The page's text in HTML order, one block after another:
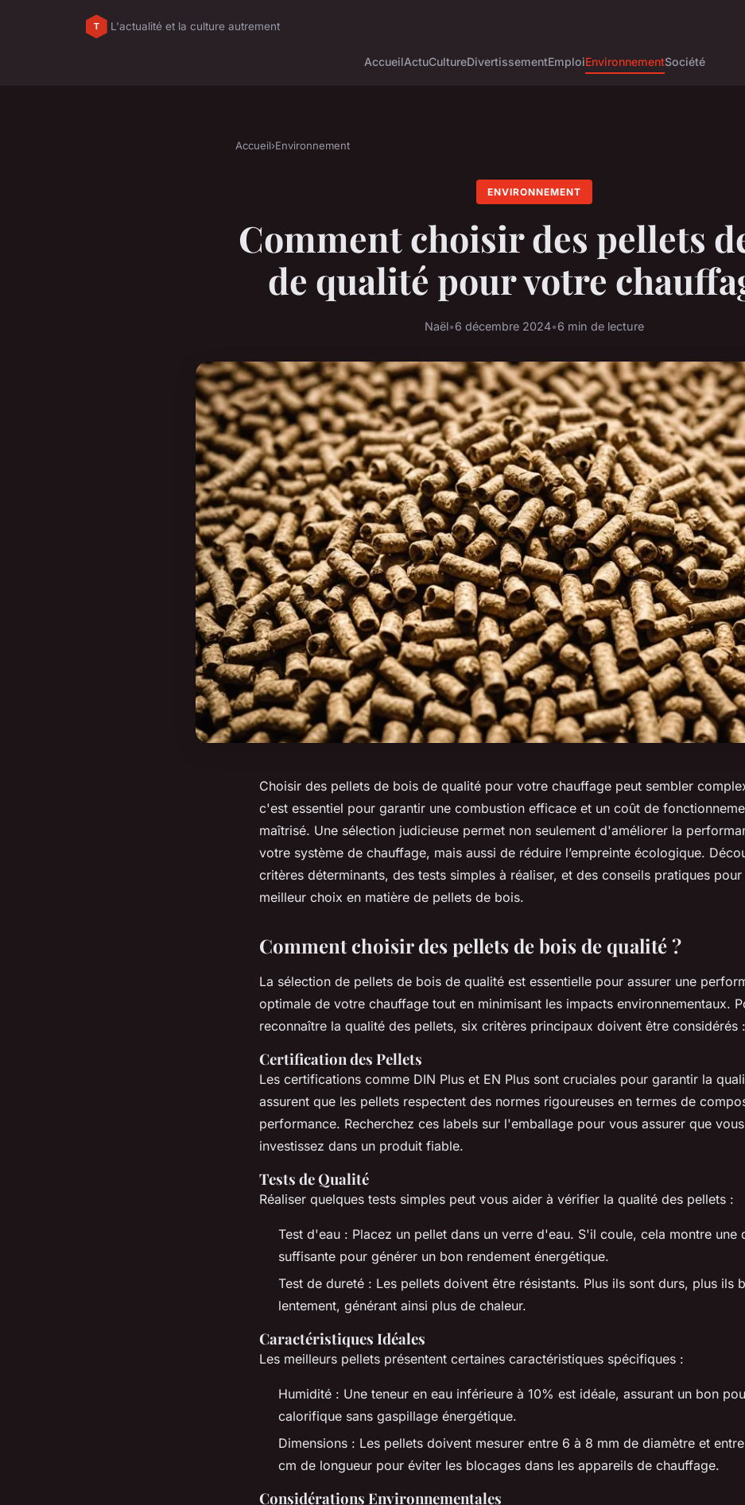
L'actualité et la culture autrement
AccueilActuCultureDivertissementEmploiEnvironnementSociété
Accueil›Environnement
ENVIRONNEMENT
Comment choisir des pellets
de qualité pour votre
Naël•6 décembre 2024•6 min de lecture
Choisir des pellets de bois de qualité pour votre chauffage peut sembler
c'est essentiel pour garantir une combustion efficace et un coût de
maîtrisé. Une sélection judicieuse permet non seulement d'améliorer la
votre système de chauffage, mais aussi de réduire l’empreinte écologique.
critères déterminants, des tests simples à réaliser, et des conseils pratiques
meilleur choix en matière de pellets de bois.
Comment choisir des pellets de bois de qualité ?
La sélection de pellets de bois de qualité est essentielle pour assurer une
optimale de votre chauffage tout en minimisant les impacts environnementaux.
reconnaître la qualité des pellets, six critères principaux doivent être considérés :
Certification des Pellets
Les certifications comme DIN Plus et EN Plus sont cruciales pour garantir la
assurent que les pellets respectent des normes rigoureuses en termes de
performance. Recherchez ces labels sur l'emballage pour vous assurer que vous
investissez dans un produit fiable.
Tests de Qualité
Réaliser quelques tests simples peut vous aider à vérifier la qualité des pellets :
Test d'eau : Placez un pellet dans un verre d'eau. S'il coule, cela montre une
suffisante pour générer un bon rendement énergétique.
Test de dureté : Les pellets doivent être résistants. Plus ils sont durs, plus ils
lentement, générant ainsi plus de chaleur.
Caractéristiques Idéales
Les meilleurs pellets présentent certaines caractéristiques spécifiques :
Humidité : Une teneur en eau inférieure à 10% est idéale, assurant un bon
calorifique sans gaspillage énergétique.
Dimensions : Les pellets doivent mesurer entre 6 à 8 mm de diamètre et
cm de longueur pour éviter les blocages dans les appareils de chauffage.
Considérations Environnementales